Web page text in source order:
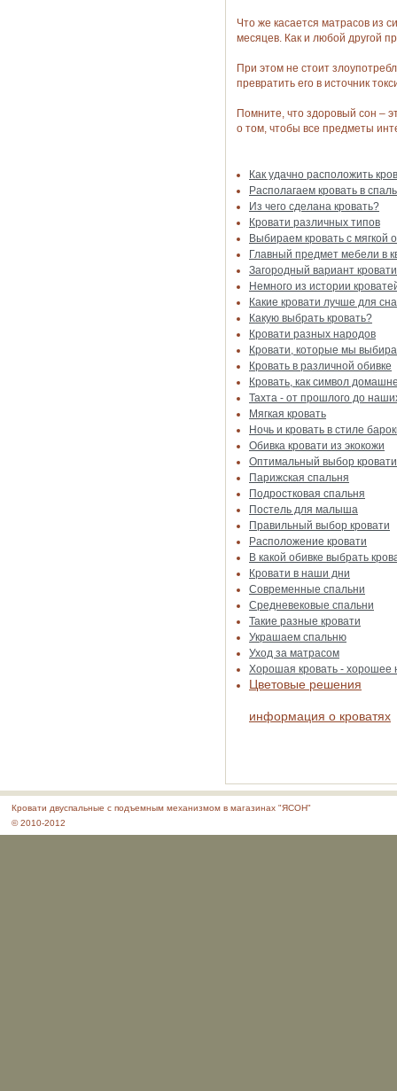
Что же касается матрасов из
месяцев. Как и любой другой
При этом не стоит
превратить его в источник
Помните, что здоровый сон –
о том, чтобы все предметы
Как удачно расположить
Располагаем кровать в
Из чего сделана кровать?
Кровати различных типов
Выбираем кровать с мягкой
Главный предмет мебели в
Загородный вариант кровати
Немного из истории
Какие кровати лучше для
Какую выбрать кровать?
Кровати разных народов
Кровати, которые мы
Кровать в различной обивке
Кровать, как символ
Тахта - от прошлого до
Мягкая кровать
Ночь и кровать в стиле
Обивка кровати из экокожи
Оптимальный выбор кровати
Парижская спальня
Подростковая спальня
Постель для малыша
Правильный выбор кровати
Расположение кровати
В какой обивке выбрать
Кровати в наши дни
Современные спальни
Средневековые спальни
Такие разные кровати
Украшаем спальню
Уход за матрасом
Хорошая кровать - хорошее
Цветовые решения
информация о кроватях
Кровати двуспальные с подъемным механизмом в магазинах "ЯСОН"
© 2010-2012